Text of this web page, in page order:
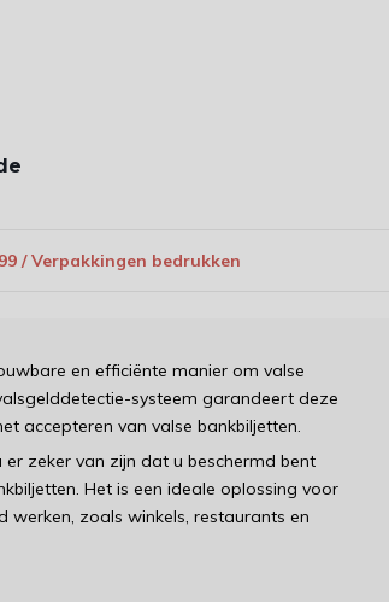
/ Verpakkingen bedrukken
en efficiënte manier om valse
systeem garandeert deze
accepteren van valse bankbiljetten.
zeker van zijn dat u beschermd bent
Het is een ideale oplossing voor
werken, zoals winkels, restaurants en